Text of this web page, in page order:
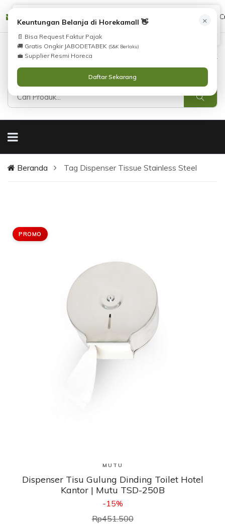
(021) 38783380 08551688000
Masuk
×
Keuntungan Belanja di Horekamall 👋
📄 Bisa Request Faktur Pajak
🚚 Gratis Ongkir JABODETABEK (S&K Berlaku)
💼 Supplier Resmi Horeca
Daftar Sekarang
Beranda Tag Dispenser Tissue Stainless Steel
PROMO
Lihat Produk
MUTU
Dispenser Tisu Gulung Dinding Toilet Hotel
Kantor | Mutu TSD-250B
-15%
Rp451.500
i
Silahkan lihatKatalog
Hubungi Kami